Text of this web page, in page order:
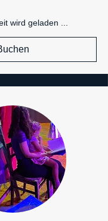
wird geladen ...